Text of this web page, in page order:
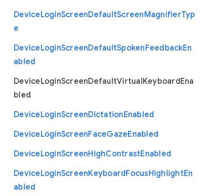
DeviceLoginScreenDefaultScreenMagnifierTyp
e
DeviceLoginScreenDefaultSpokenFeedbackEn
abled
DeviceLoginScreenDefaultVirtualKeyboardEna
bled
DeviceLoginScreenDictationEnabled
DeviceLoginScreenFaceGazeEnabled
DeviceLoginScreenHighContrastEnabled
DeviceLoginScreenKeyboardFocusHighlightEn
abled